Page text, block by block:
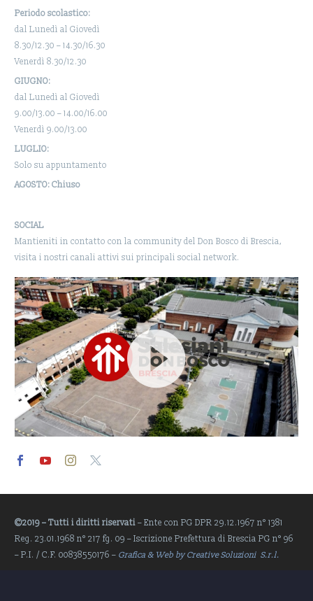
Periodo scolastico:
dal Lunedì al Giovedì
8.30/12.30 – 14.30/16.30
Venerdì 8.30/12.30
GIUGNO:
dal Lunedì al Giovedì
9.00/13.00 – 14.00/16.00
Venerdì 9.00/13.00
LUGLIO:
Solo su appuntamento
AGOSTO: Chiuso
SOCIAL
Mantieniti in contatto con la community del Don Bosco di Brescia,
visita i nostri canali attivi sui principali social network.
Player
©2019 – Tutti i diritti riservati – Ente con PG DPR 29.12.1967 n° 1381
Reg. 23.01.1968 n° 217 fg. 09 – Iscrizione Prefettura di Brescia PG n° 96
– P.I. / C.F. 00838550176 – Grafica & Web by Creative Soluzioni S.r.l.